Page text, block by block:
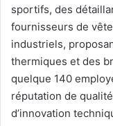
sportifs, des
fournisseurs de
industriels,
thermiques et des
quelque 140
réputation de
d’innovation